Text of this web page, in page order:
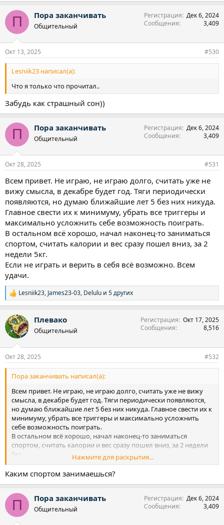
к
и
П Пора заканчивать
Общительный
Регистрация Дек 6, 2024
Сообщения
3,409
Окт 13, 2025 #530
Lesniik23 написал(а):
Что я только что прочитал..
Забудь как страшный сон))
П Пора заканчивать
Общительный
Регистрация Дек 6, 2024
Сообщения
3,409
Окт 28, 2025 #531
Всем привет. Не играю, не играю долго, считать уже не
вижу смысла, в декабре будет год. Тяги периодически
появляются, но думаю ближайшие лет 5 без них никуда.
Главное свести их к минимуму, убрать все триггеры и
максимально усложнить себе возможность поиграть.
В остальном всё хорошо, начал наконец-то заниматься
спортом, считать калории и вес сразу пошел вниз, за 2
недели 5кг.
Если не играть и верить в себя всё возможно. Всем
удачи.
Р
е
к
ц
и
Lesniik23, James23-03, Delulu и 5 других
Плевако
Общительный
Регистрация Окт 17, 2025
Сообщения
8,516
Окт 28, 2025 #532
Пора заканчивать написал(а):
Всем привет. Не играю, не играю долго, считать уже не вижу
смысла, в декабре будет год. Тяги периодически появляются,
но думаю ближайшие лет 5 без них никуда. Главное свести их к
минимуму, убрать все триггеры и максимально усложнить
себе возможность поиграть.
В остальном всё хорошо, начал наконец-то заниматься
спортом, считать калории и вес сразу пошел вниз, за 2 недели
5кг.
Если не играть и верить в себя всё возможно. Всем удачи.
Нажмите для раскрытия...
Каким спортом занимаешься?
П Пора заканчивать
Общительный
Регистрация Дек 6, 2024
Сообщения
3,409